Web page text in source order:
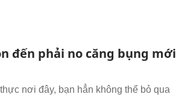
đến phải no căng bụng mới
nơi đây, bạn hẳn không thể bỏ qua